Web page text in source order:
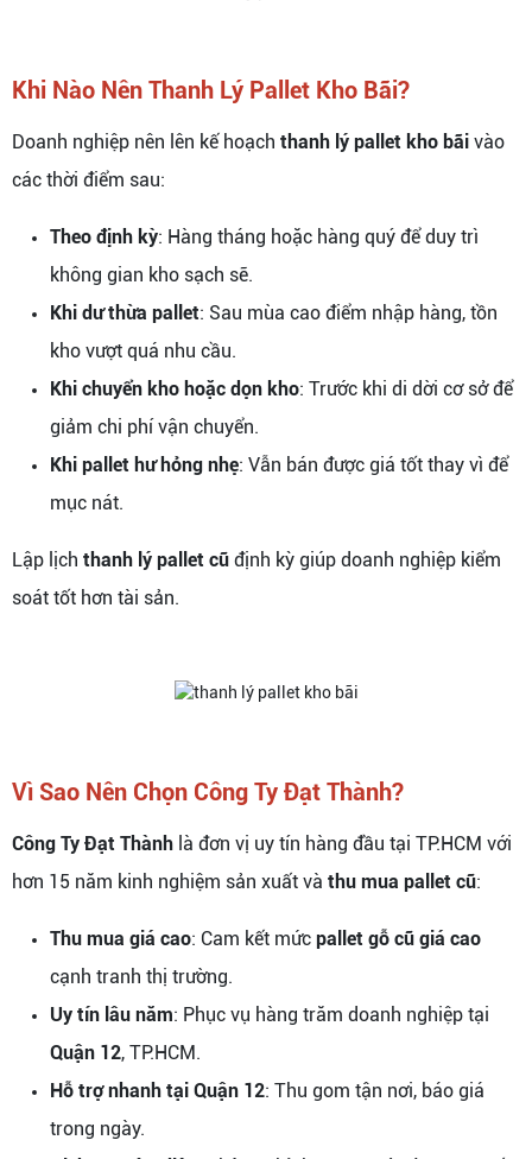
Khi Nào Nên Thanh Lý Pallet Kho Bãi?
Doanh nghiệp nên lên kế hoạch thanh lý pallet kho bãi vào
các thời điểm sau:
Theo định kỳ: Hàng tháng hoặc hàng quý để duy trì
không gian kho sạch sẽ.
Khi dư thừa pallet: Sau mùa cao điểm nhập hàng, tồn
kho vượt quá nhu cầu.
Khi chuyển kho hoặc dọn kho: Trước khi di dời cơ sở để
giảm chi phí vận chuyển.
Khi pallet hư hỏng nhẹ: Vẫn bán được giá tốt thay vì để
mục nát.
Lập lịch thanh lý pallet cũ định kỳ giúp doanh nghiệp kiểm
soát tốt hơn tài sản.
Vì Sao Nên Chọn Công Ty Đạt Thành?
Công Ty Đạt Thành là đơn vị uy tín hàng đầu tại TP.HCM với
hơn 15 năm kinh nghiệm sản xuất và thu mua pallet cũ:
Thu mua giá cao: Cam kết mức pallet gỗ cũ giá cao
cạnh tranh thị trường.
Uy tín lâu năm: Phục vụ hàng trăm doanh nghiệp tại
Quận 12, TP.HCM.
Hỗ trợ nhanh tại Quận 12: Thu gom tận nơi, báo giá
trong ngày.